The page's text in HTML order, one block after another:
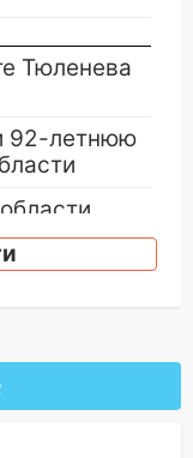
Тюленева
92-летнюю
трассе и